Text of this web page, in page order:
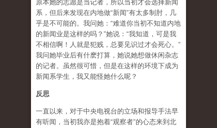
原本她的志愿是当记者，所以当初才会选择新闻
系，但后来发现在内地做“新闻”有太多制肘，几
乎是不可能的。我问她：“难道你当初不知道内地
的新闻业是这样的吗？”她说：“我知道，可是我
不相信啊！人就是犯贱，总要见识过才会死心。”
我问她毕业后有什麽打算，她说她想做休闲杂志
的记者。虽然很可惜，但是在这样的环境下成为
新闻系学生，我又能怪她什么呢？
反思
一直以来，对于中央电视台的立场和报导手法早
有听闻，当初我亦是抱着“观察者”的心态来到北